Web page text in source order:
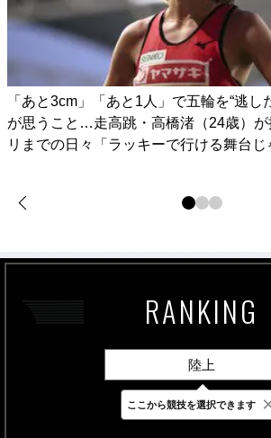
「あと3cm」「あと1人」で五輪を“逃し
が思うこと…走高跳・高橋渚（24歳）
リまでの日々「ラッキーで行ける舞台じ
RANKING
陸上
最新 24時間 週
ここから競技を選択できます